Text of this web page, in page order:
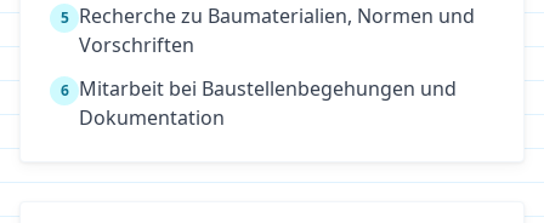
5 Recherche zu Baumaterialien, Normen und
Vorschriften
6 Mitarbeit bei Baustellenbegehungen und
Dokumentation